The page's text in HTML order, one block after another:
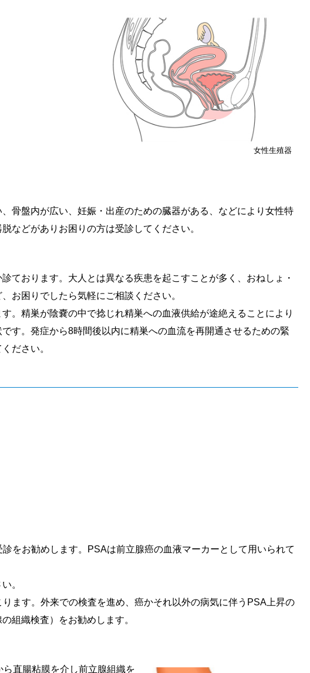
女性生殖器
骨盤内が広い、妊娠・出産のための臓器がある、などにより女性特
などがありお困りの方は受診してください。
ております。大人とは異なる疾患を起こすことが多く、おねしょ・
お困りでしたら気軽にご相談ください。
。精巣が陰嚢の中で捻じれ精巣への血液供給が途絶えることにより
す。発症から8時間後以内に精巣への血流を再開通させるための緊
ださい。
をお勧めします。PSAは前立腺癌の血液マーカーとして用いられて
。
ます。外来での検査を進め、癌かそれ以外の病気に伴うPSA上昇の
組織検査）をお勧めします。
直腸粘膜を介し前立腺組織を